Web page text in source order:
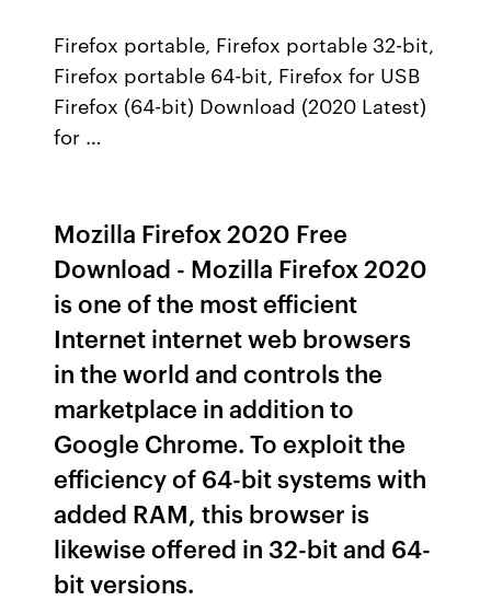
Firefox portable, Firefox portable 32-bit,
Firefox portable 64-bit, Firefox for USB
Firefox (64-bit) Download (2020 Latest)
for …
Mozilla Firefox 2020 Free
Download - Mozilla Firefox 2020
is one of the most efficient
Internet internet web browsers
in the world and controls the
marketplace in addition to
Google Chrome. To exploit the
efficiency of 64-bit systems with
added RAM, this browser is
likewise offered in 32-bit and 64-
bit versions.